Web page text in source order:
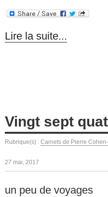
Lire la suite...
Vingt sept
Rubrique(s) : Carnets de Pierre
27 mai, 2017
un peu de voyages